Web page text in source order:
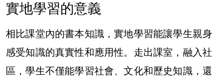
實地學習的意義
相比課堂內的書本知識，實地學習能讓學生親身
感受知識的真實性和應用性。走出課室，融入社
區，學生不僅能學習社會、文化和歷史知識，還